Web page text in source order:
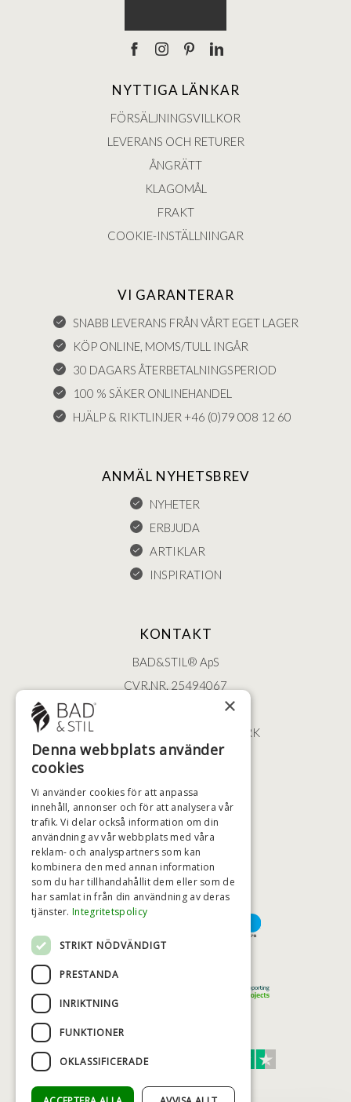
NYTTIGA LÄNKAR
FÖRSÄLJNINGSVILLKOR
LEVERANS OCH RETURER
ÅNGRÄTT
KLAGOMÅL
FRAKT
COOKIE-INSTÄLLNINGAR
VI GARANTERAR
SNABB LEVERANS FRÅN VÅRT EGET LAGER
KÖP ONLINE, MOMS/TULL INGÅR
30 DAGARS ÅTERBETALNINGSPERIOD
100 % SÄKER ONLINEHANDEL
HJÄLP & RIKTLINJER +46 (0)79 008 12 60
ANMÄL NYHETSBREV
NYHETER
ERBJUDA
ARTIKLAR
INSPIRATION
KONTAKT
BAD&STIL® ApS
CVR.NR. 25494067
ØSTERBROGADE 202
2100 KØBENHAVN • DANMARK
+46 (0)79 008 12 60
HÖGSTA KREDITVÄRDIGHET
BETALNINGSALTERNATIV
×
Denna webbplats använder
cookies
Vi använder cookies för att anpassa
innehåll, annonser och för att analysera vår
trafik. Vi delar också information om din
användning av vår webbplats med våra
reklam- och analyspartners som kan
kombinera den med annan information
som du har tillhandahållit dem eller som de
har samlat in från din användning av deras
tjänster. Integritetspolicy
STRIKT NÖDVÄNDIGT
PRESTANDA
INRIKTNING
FUNKTIONER
OKLASSIFICERADE